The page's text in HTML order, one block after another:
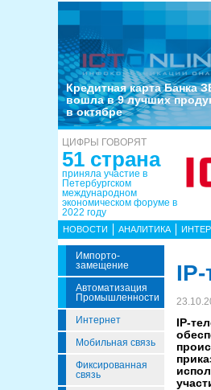
Кредитная карта Банка
вошла в 9 лучших
в октябре
ЦИФРЫ ГОВОРЯТ
51 страна
приняла участие в
Петербургском
международном
экономическом форуме в
2022 году
НОВОСТИ АНАЛИТИКА
Импорто­
Замещение
Автоматизация
Промышленности
Интернет
Мобильная связь
Фиксированная
связь
IP-